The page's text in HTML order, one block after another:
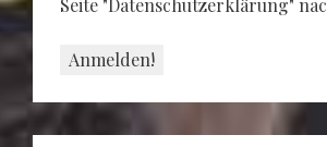
Seite "Datenschutzerklärung"